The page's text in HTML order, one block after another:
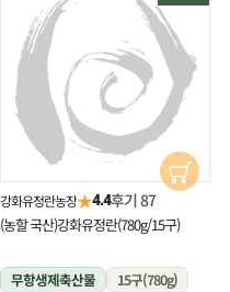
강화유정란농장★4.4후기 87
(농할 국산)강화유정란(780g/15구)
무항생제축산물
15구(780g)